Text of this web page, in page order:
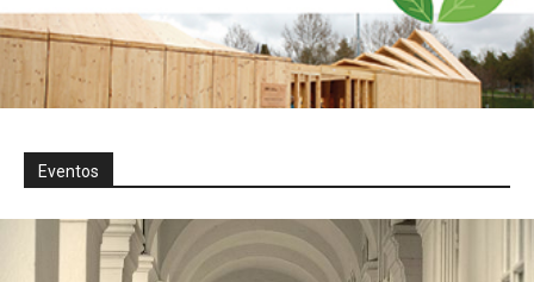
Eventos